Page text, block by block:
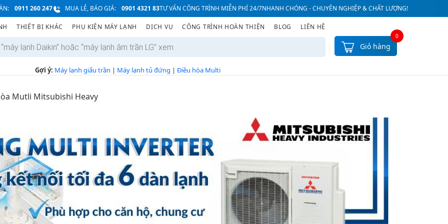
0911 260 247 MUA LẺ, BÁO GIÁ: 0901 4321 83TƯ VẤN CÔNG TRÌNH MIỄN PHÍ 24/7NHANH CHÓNG - CHUYÊN NGHIỆP & CHẤT LƯỢNG!
THIẾT BỊ KHÁC PHỤ KIỆN MÁY LẠNH DỊCH VỤ CÔNG TRÌNH HOÀN THIỆN BLOG LIÊN HỆ
Gợi ý: Máy lạnh giấu trần | Máy lạnh tủ đứng | Điều hòa Multi
Giỏ hàng
0
Mutli Mitsubishi Heavy